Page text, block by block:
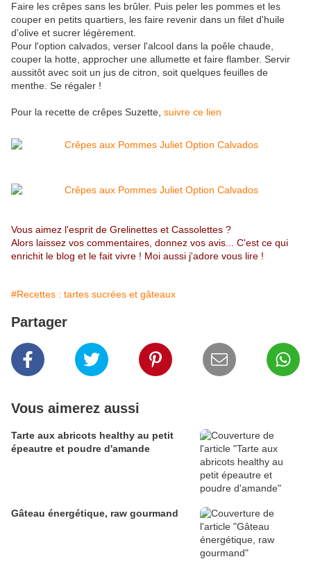
Faire les crêpes sans les brûler. Puis peler les pommes et les
couper en petits quartiers, les faire revenir dans un filet d'huile
d'olive et sucrer légèrement.
Pour l'option calvados, verser l'alcool dans la poêle chaude,
couper la hotte, approcher une allumette et faire flamber. Servir
aussitôt avec soit un jus de citron, soit quelques feuilles de
menthe. Se régaler !
Pour la recette de crêpes Suzette, suivre ce lien
Vous aimez l'esprit de Grelinettes et Cassolettes ?
Alors laissez vos commentaires, donnez vos avis... C'est ce qui
enrichit le blog et le fait vivre ! Moi aussi j'adore vous lire !
#Recettes : tartes sucrées et gâteaux
Partager
Vous aimerez aussi
Tarte aux abricots healthy au petit
épeautre et poudre d'amande
Gâteau énergétique, raw gourmand